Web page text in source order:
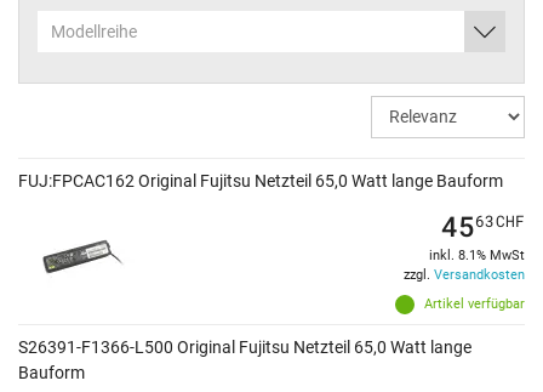
Modellreihe
FUJ:FPCAC162 Original Fujitsu Netzteil 65,0 Watt lange Bauform
Artikel verfügbar
4563CHF
inkl. 8.1% MwSt
zzgl. Versandkosten
S26391-F1366-L500 Original Fujitsu Netzteil 65,0 Watt lange
Bauform